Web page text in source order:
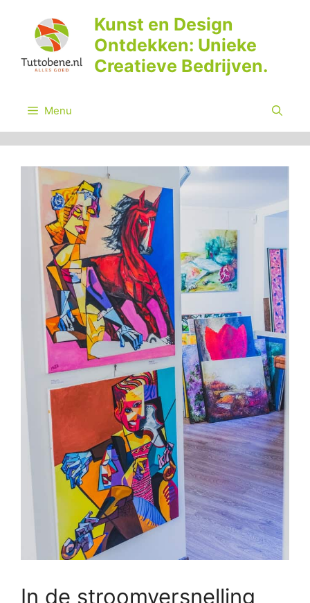
inhoud
Kunst en Design
Ontdekken: Unieke
Creatieve Bedrijven.
Menu
In de stroomversnelling